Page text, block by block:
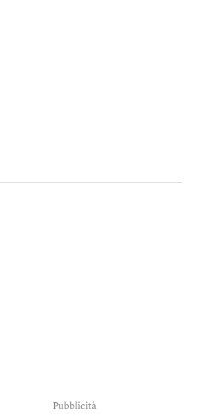
Pubblicità